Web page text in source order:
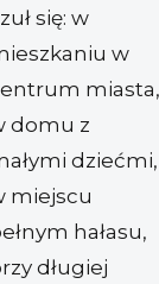
się: w
w
miasta,
domu z
dziećmi,
miejscu
hałasu,
długiej